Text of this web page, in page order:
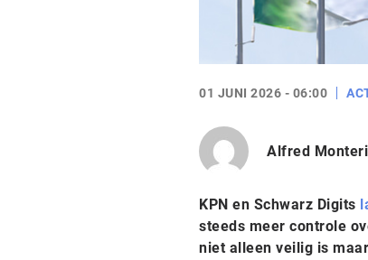
01 JUNI 2026 - 06:00
Alfred
KPN en Schwarz Digits
steeds meer controle
niet alleen veilig is